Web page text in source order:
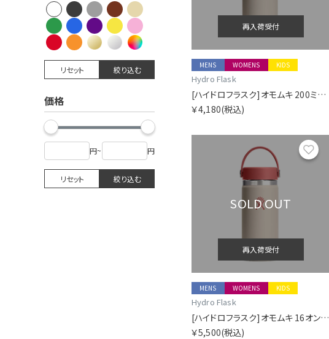
リセット 絞り込む
価格
円~ 円
リセット 絞り込む
再入荷受付
MENS WOMENS KIDS
Hydro Flask
[ハイドロフラスク]オモムキ 200ミリリットル マイクロ ハイドロ マッチャ
￥4,180(税込)
SOLD OUT
再入荷受付
MENS WOMENS KIDS
Hydro Flask
[ハイドロフラスク]オモムキ 16オンス ワイド マウス アカネ
￥5,500(税込)